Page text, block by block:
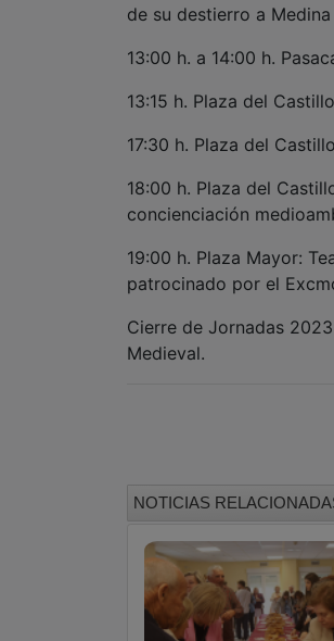
de su destierro a
13:00 h. a 14:00 h.
13:15 h. Plaza del
17:30 h. Plaza del
18:00 h. Plaza del
concienciación
19:00 h. Plaza Mayor:
patrocinado por el
Cierre de Jornadas
Medieval.
NOTICIAS